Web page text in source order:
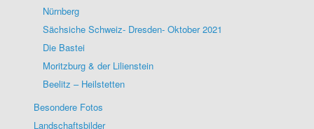
Nürnberg
Sächsiche Schweiz- Dresden- Oktober 2021
Die Bastei
Moritzburg & der Lilienstein
Beelitz – Heilstetten
Besondere Fotos
Landschaftsbilder